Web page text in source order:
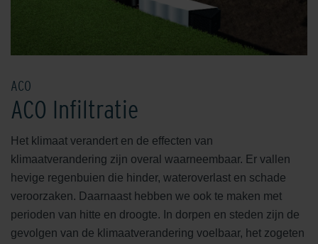
ACO
ACO Infiltratie
Het klimaat verandert en de effecten van
klimaatverandering zijn overal waarneembaar. Er vallen
hevige regenbuien die hinder, wateroverlast en schade
veroorzaken. Daarnaast hebben we ook te maken met
perioden van hitte en droogte. In dorpen en steden zijn de
gevolgen van de klimaatverandering voelbaar, het zogeten